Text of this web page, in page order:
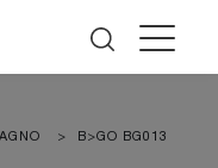
> B>GO BG013